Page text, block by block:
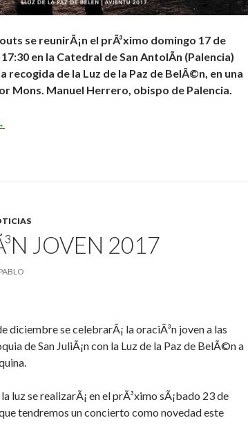
se reunirÃ¡n el prÃ³ximo domingo 17 de
en la Catedral de San AntolÃ­n (Palencia)
recogida de la Luz de la Paz de BelÃ©n, en una
Mons. Manuel Herrero, obispo de Palencia.
de la Luz de la Paz de BelÃ©n MSC
JOVEN 2017
diciembre se celebrarÃ¡ la oraciÃ³n joven a las
de San JuliÃ¡n con la Luz de la Paz de BelÃ©n a
luz se realizarÃ¡ en el prÃ³ximo sÃ¡bado 23 de
tendremos un concierto como novedad este